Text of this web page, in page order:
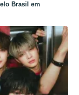
Brasil em